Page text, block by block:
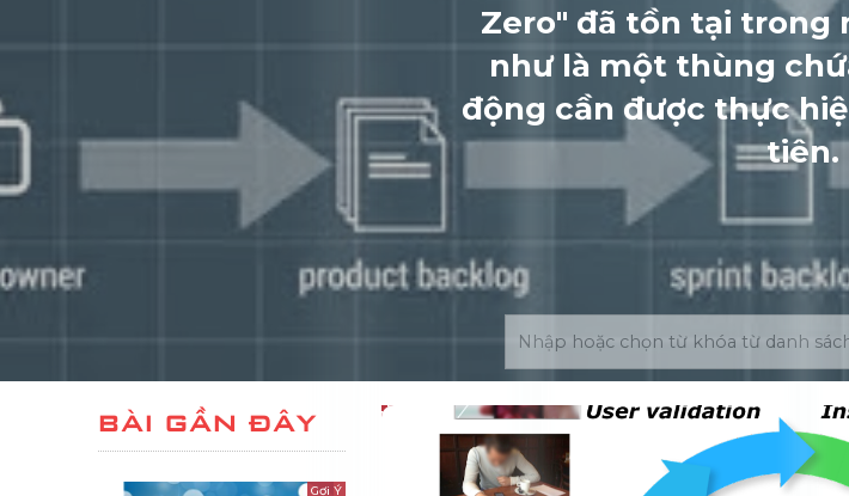
Zero" đã tồn tại trong
như là một thùng
động cần được thực
tiên.